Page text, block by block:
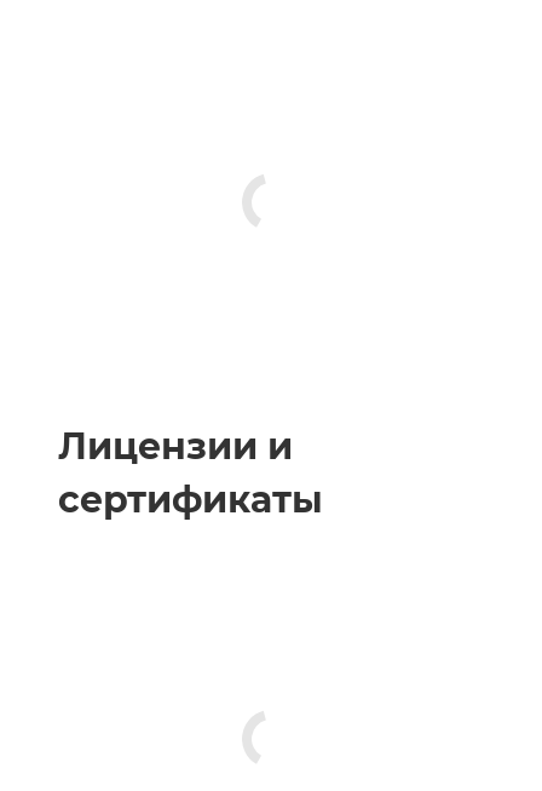
Лицензии и
сертификаты